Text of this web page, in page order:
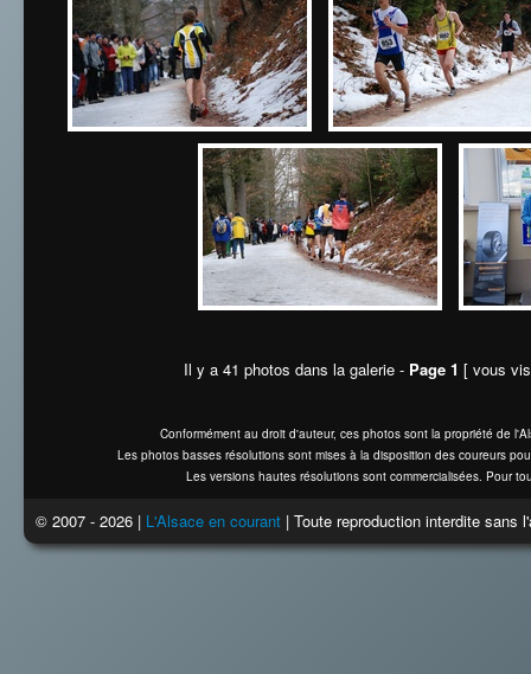
Il y a 41 photos dans la galerie - Page 1 [ vous
Conformément au droit d'auteur, ces photos sont la propriété de
Les photos basses résolutions sont mises à la disposition des coureurs
Les versions hautes résolutions sont commercialisées. Pour
© 2007 - 2026 | L'Alsace en courant | Toute reproduction interdite sans